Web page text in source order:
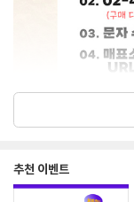
추천 이벤트